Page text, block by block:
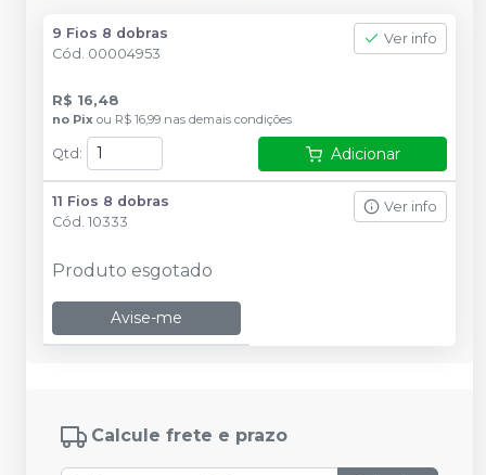
9 Fios 8 dobras
Cód. 00004953
Ver info
R$ 16,48
no Pix ou R$ 16,99 nas demais condições
Qtd : Adicionar
11 Fios 8 dobras
Cód. 10333
Ver info
Produto esgotado
Avise-me
Calcule frete e prazo